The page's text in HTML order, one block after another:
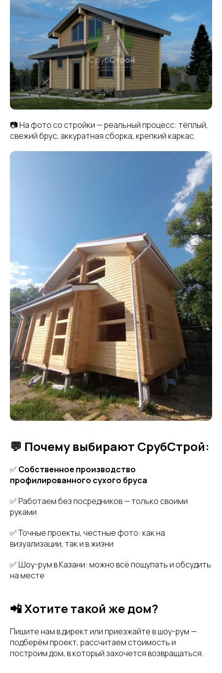
📷 На фото со стройки — реальный процесс: тёплый,
свежий брус, аккуратная сборка, крепкий каркас.
💬 Почему выбирают СрубСтрой:
✅ Собственное производство
профилированного сухого бруса
✅ Работаем без посредников — только своими
руками
✅ Точные проекты, честные фото: как на
визуализации, так и в жизни
✅ Шоу-рум в Казани: можно всё пощупать и обсудить
на месте
📲 Хотите такой же дом?
Пишите нам в директ или приезжайте в шоу-рум —
подберём проект, рассчитаем стоимость и
построим дом, в который захочется возвращаться.